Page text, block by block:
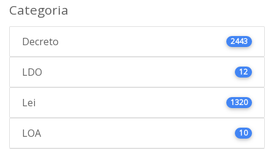
Categoria
Decreto 2443
LDO 12
Lei 1320
LOA 10